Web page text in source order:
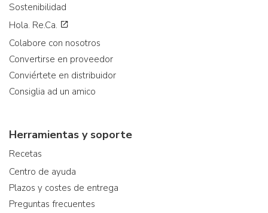
Sostenibilidad
Hola. Re.Ca.
Colabore con nosotros
Convertirse en proveedor
Conviértete en distribuidor
Consiglia ad un amico
Herramientas y soporte
Recetas
Centro de ayuda
Plazos y costes de entrega
Preguntas frecuentes